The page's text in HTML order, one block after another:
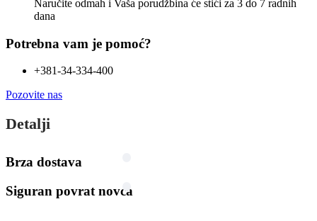
Naručite odmah i Vaša porudžbina će stići za 3 do 7 radnih
dana
Potrebna vam je pomoć?
+381-34-334-400
Pozovite nas
Detalji
Brza dostava
Siguran povrat novca